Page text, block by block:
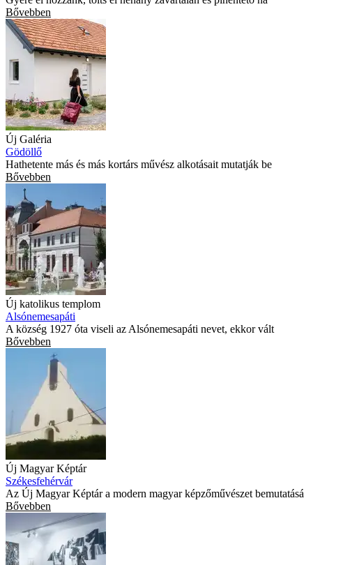
Bővebben
Új Galéria
Gödöllő
Hathetente más és más kortárs művész alkotásait mutatják be
Bővebben
Új katolikus templom
Alsónemesapáti
A község 1927 óta viseli az Alsónemesapáti nevet, ekkor vált
Bővebben
Új Magyar Képtár
Székesfehérvár
Az Új Magyar Képtár a modern magyar képzőművészet bemutatásá
Bővebben